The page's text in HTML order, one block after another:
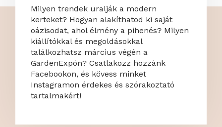
Milyen trendek uralják a modern
kerteket? Hogyan alakíthatod ki saját
oázisodat, ahol élmény a pihenés? Milyen
kiállítókkal és megoldásokkal
találkozhatsz március végén a
GardenExpón? Csatlakozz hozzánk
Facebookon, és kövess minket
Instagramon érdekes és szórakoztató
tartalmakért!